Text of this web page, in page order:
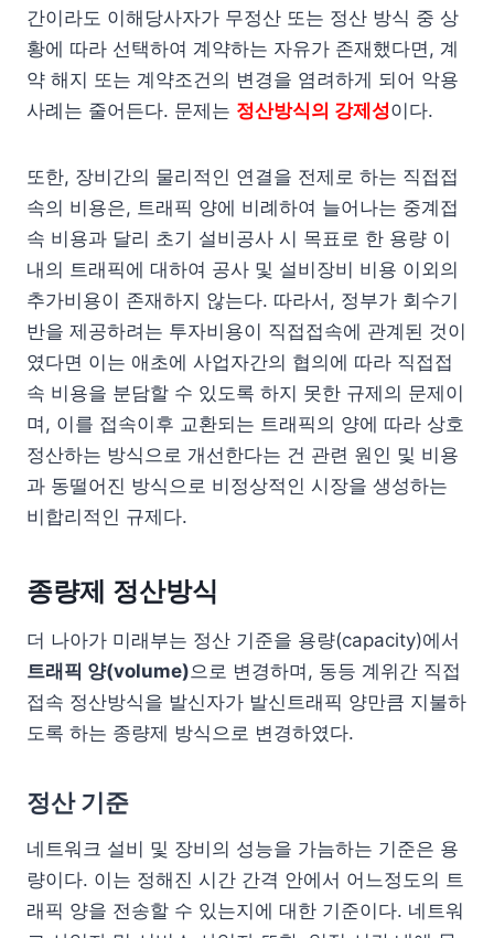
간이라도 이해당사자가 무정산 또는 정산 방식 중 상
황에 따라 선택하여 계약하는 자유가 존재했다면, 계
약 해지 또는 계약조건의 변경을 염려하게 되어 악용
사례는 줄어든다. 문제는 정산방식의 강제성이다.
또한, 장비간의 물리적인 연결을 전제로 하는 직접접
속의 비용은, 트래픽 양에 비례하여 늘어나는 중계접
속 비용과 달리 초기 설비공사 시 목표로 한 용량 이
내의 트래픽에 대하여 공사 및 설비장비 비용 이외의
추가비용이 존재하지 않는다. 따라서, 정부가 회수기
반을 제공하려는 투자비용이 직접접속에 관계된 것이
였다면 이는 애초에 사업자간의 협의에 따라 직접접
속 비용을 분담할 수 있도록 하지 못한 규제의 문제이
며, 이를 접속이후 교환되는 트래픽의 양에 따라 상호
정산하는 방식으로 개선한다는 건 관련 원인 및 비용
과 동떨어진 방식으로 비정상적인 시장을 생성하는
비합리적인 규제다.
종량제 정산방식
더 나아가 미래부는 정산 기준을 용량(capacity)에서
트래픽 양(volume)으로 변경하며, 동등 계위간 직접
접속 정산방식을 발신자가 발신트래픽 양만큼 지불하
도록 하는 종량제 방식으로 변경하였다.
정산 기준
네트워크 설비 및 장비의 성능을 가늠하는 기준은 용
량이다. 이는 정해진 시간 간격 안에서 어느정도의 트
래픽 양을 전송할 수 있는지에 대한 기준이다. 네트워